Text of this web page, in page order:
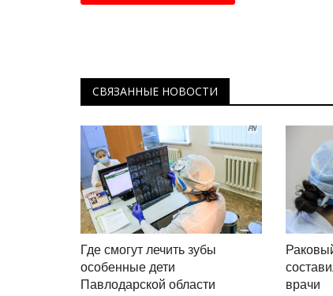
СВЯЗАННЫЕ НОВОСТИ
Где смогут лечить зубы
особенные дети
Павлодарской области
врачи